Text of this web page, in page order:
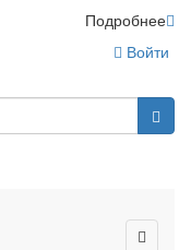
Подробнее
Войти